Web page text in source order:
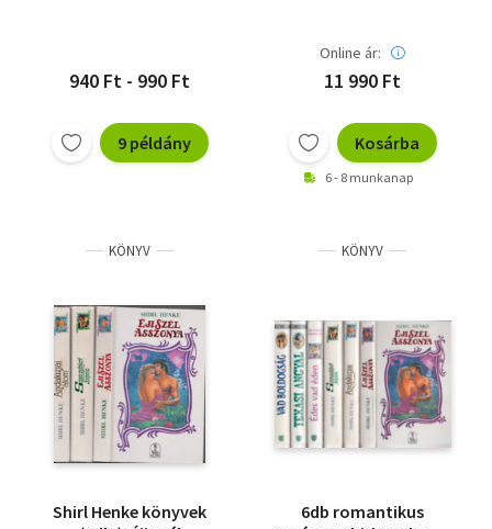
940 Ft - 990 Ft
9 példány
Hajnali varázslat;
Sasok úrnője;
Szenvedélyek szigete;
Elona Malterre
Jennifer Blake
Online ár:
11 990 Ft
Kosárba
6 - 8 munkanap
KÖNYV
Shirl Henke könyvek
KÖNYV
6db romantikus